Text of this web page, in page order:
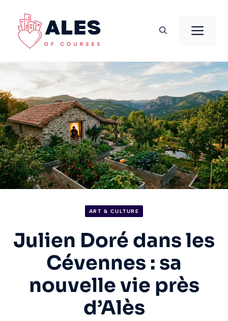
contenu
ART & CULTURE
Julien Doré dans les
Cévennes : sa
nouvelle vie près
d’Alès